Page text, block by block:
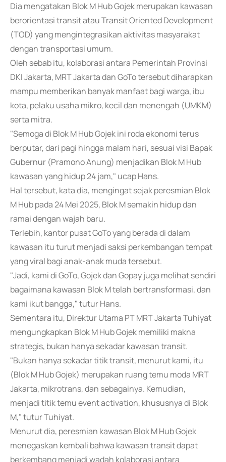
Dia mengatakan Blok M Hub Gojek merupakan kawasan
berorientasi transit atau Transit Oriented Development
(TOD) yang mengintegrasikan aktivitas masyarakat
dengan transportasi umum.
Oleh sebab itu, kolaborasi antara Pemerintah Provinsi
DKI Jakarta, MRT Jakarta dan GoTo tersebut diharapkan
mampu memberikan banyak manfaat bagi warga, ibu
kota, pelaku usaha mikro, kecil dan menengah (UMKM)
serta mitra.
"Semoga di Blok M Hub Gojek ini roda ekonomi terus
berputar, dari pagi hingga malam hari, sesuai visi Bapak
Gubernur (Pramono Anung) menjadikan Blok M Hub
kawasan yang hidup 24 jam," ucap Hans.
Hal tersebut, kata dia, mengingat sejak peresmian Blok
M Hub pada 24 Mei 2025, Blok M semakin hidup dan
ramai dengan wajah baru.
Terlebih, kantor pusat GoTo yang berada di dalam
kawasan itu turut menjadi saksi perkembangan tempat
yang viral bagi anak-anak muda tersebut.
"Jadi, kami di GoTo, Gojek dan Gopay juga melihat sendiri
bagaimana kawasan Blok M telah bertransformasi, dan
kami ikut bangga," tutur Hans.
Sementara itu, Direktur Utama PT MRT Jakarta Tuhiyat
mengungkapkan Blok M Hub Gojek memiliki makna
strategis, bukan hanya sekadar kawasan transit.
"Bukan hanya sekadar titik transit, menurut kami, itu
(Blok M Hub Gojek) merupakan ruang temu moda MRT
Jakarta, mikrotrans, dan sebagainya. Kemudian,
menjadi titik temu event activation, khususnya di Blok
M," tutur Tuhiyat.
Menurut dia, peresmian kawasan Blok M Hub Gojek
menegaskan kembali bahwa kawasan transit dapat
berkembang menjadi wadah kolaborasi antara